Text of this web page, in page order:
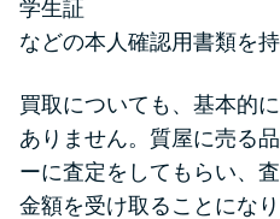
学生証
などの本人確認用書類を
買取についても、基本的
ありません。質屋に売る
ーに査定をしてもらい、
金額を受け取ることになり